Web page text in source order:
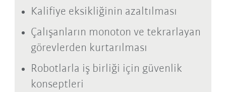
Kalifiye eksikliğinin azaltılması
Çalışanların monoton ve tekrarlayan
görevlerden kurtarılması
Robotlarla iş birliği için güvenlik
konseptleri